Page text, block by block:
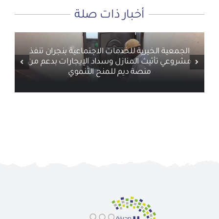
أخبار ذات صلة
الجمعية الخيرية للخدمات الاجتماعية بنجران تنفذ
مشروعي تأثيث المنازل وسداد الإيجارات بدعم من
منصة ديم للمنح التنموي